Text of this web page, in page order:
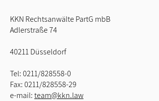
KKN Rechtsanwälte PartG mbB
Adlerstraße 74
40211 Düsseldorf
Tel: 0211/828558-0
Fax: 0211/828558-29
e-mail:team@kkn.law